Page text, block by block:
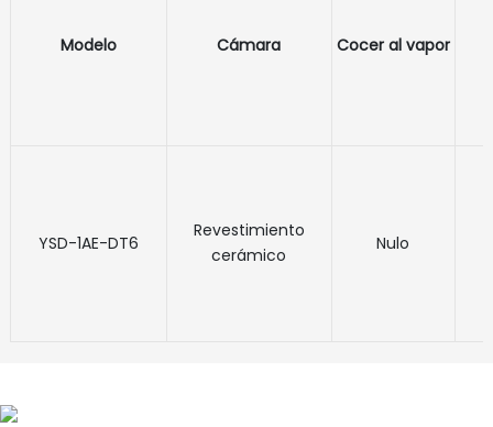
Modelo Cámara Cocer al vapor
YSD-1AE-DT6
Revestimiento
cerámico
Nulo